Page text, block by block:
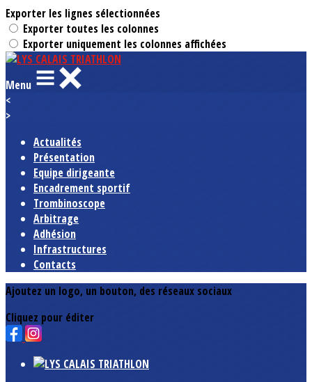
Exporter les lignes sélectionnées
Exporter toutes les colonnes
Exporter uniquement les colonnes affichées
Menu
<
>
Actualités
Présentation
Equipe dirigeante
Encadrement sportif
Trombinoscope
Arbitrage
Adhésion
Infrastructures
Contacts
Ajoutez un logo, un bouton, des réseaux sociaux
Cliquez pour éditer